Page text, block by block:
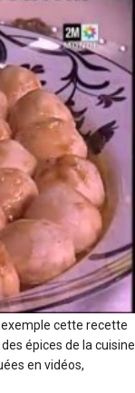
exemple cette recette
épices de la cuisine
en vidéos,